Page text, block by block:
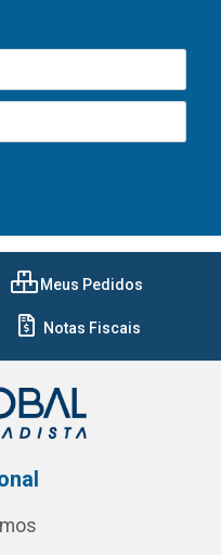
Meus Pedidos
Notas Fiscais